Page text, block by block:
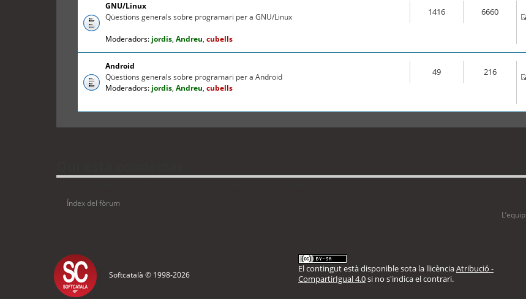
GNU/Linux
Qüestions generals sobre programari per a GNU/Linux
Moderadors: jordis, Andreu, cubells
1416 6660
Android
Qüestions generals sobre programari per a Android
Moderadors: jordis, Andreu, cubells
49 216
Índex del fòrum
L’equip
Softcatalà © 1998-2026
El contingut està disponible sota la llicènciaAtribució -
CompartirIgual 4.0si no s'indica el contrari.